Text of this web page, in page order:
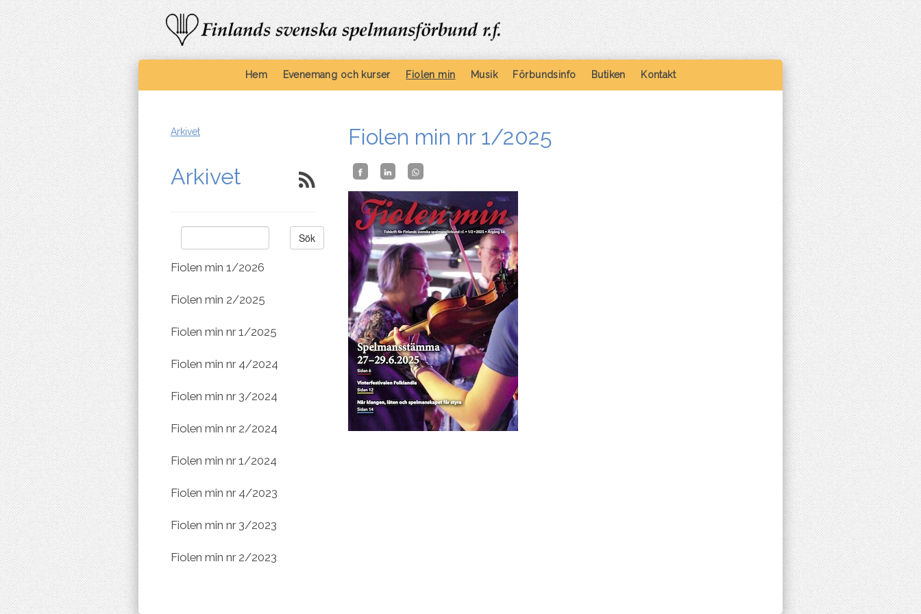
Hem Evenemang och kurser Fiolen min Musik Förbundsinfo Butiken Kontakt
Arkivet
Arkivet
Sök
Fiolen min 1/2026
Fiolen min 2/2025
Fiolen min nr 1/2025
Fiolen min nr 4/2024
Fiolen min nr 3/2024
Fiolen min nr 2/2024
Fiolen min nr 1/2024
Fiolen min nr 4/2023
Fiolen min nr 3/2023
Fiolen min nr 2/2023
Fiolen min nr 1/2025